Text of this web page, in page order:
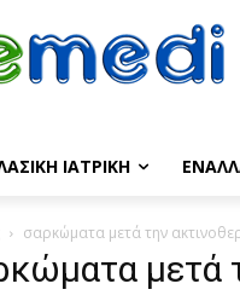
ΙΑΤΡΙΚΉ
σαρκώματα μετά την
μετά